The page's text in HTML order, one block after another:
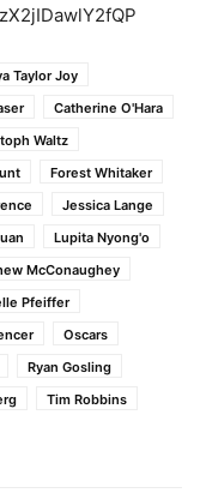
Taylor Joy
Catherine O'Hara
Waltz
Forest Whitaker
Jessica Lange
Lupita Nyong'o
McConaughey
Pfeiffer
Oscars
Ryan Gosling
Tim Robbins